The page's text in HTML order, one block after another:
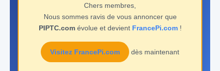
Chers membres,
Nous sommes ravis de vous annoncer que
PIPTC.comévolue et devient FrancePi.com!
Visitez FrancePi.com dès maintenant